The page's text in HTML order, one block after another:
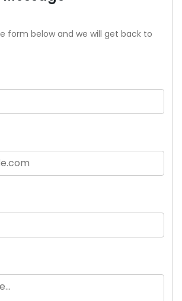
form below and we will get back to